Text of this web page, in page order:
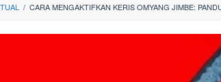
/ CARA MENGAKTIFKAN KERIS OMYANG JIMBE: